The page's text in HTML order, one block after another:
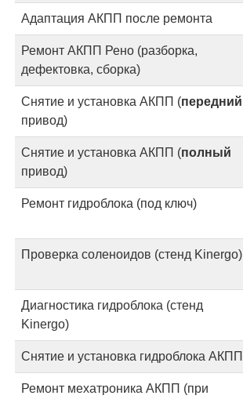
Адаптация АКПП после ремонта
Ремонт АКПП Рено (разборка,
дефектовка, сборка)
Снятие и установка АКПП (передний
привод)
Снятие и установка АКПП (полный
привод)
Ремонт гидроблока (под ключ)
Проверка соленоидов (стенд Kinergo)
Диагностика гидроблока (стенд
Kinergo)
Снятие и установка гидроблока АКПП
Ремонт мехатроника АКПП (при